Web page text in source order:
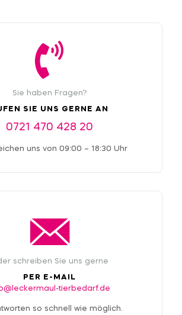
Sie haben Fragen?
SIE UNS GERNE AN
0721 470 428 20
uns von 09:00 – 18:30 Uhr
schreiben Sie uns gerne
PER E-MAIL
tierbedarf.de
so schnell wie möglich.